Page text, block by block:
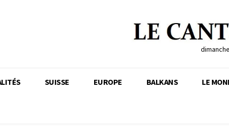
SUISSE EUROPE BALKANS LE